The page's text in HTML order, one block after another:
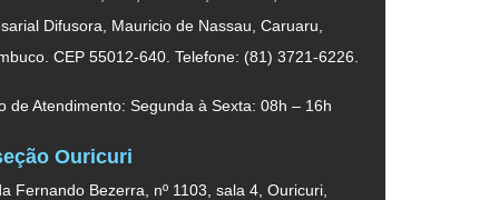
Difusora, Mauricio de Nassau, Caruaru,
CEP 55012-640. Telefone: (81) 3721-6226.
de Atendimento: Segunda à Sexta: 08h – 16h
Ouricuri
Fernando Bezerra, nº 1103, sala 4, Ouricuri,